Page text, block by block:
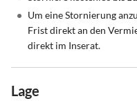
• Um eine Stornierung
Frist direkt an den
direkt im Inserat.
Lage